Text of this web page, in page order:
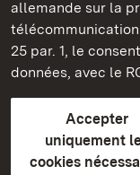
allemande sur la
25 par. 1, le
données, avec le
Accepter
uniquement
cookies
FAQ et réponses
Explications sur
BITV-konform
plus loin
Accueil